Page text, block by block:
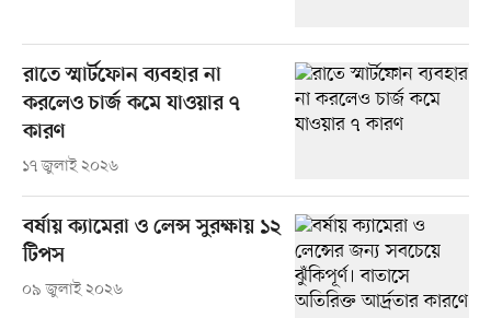
রাতে স্মার্টফোন ব্যবহার না
করলেও চার্জ কমে যাওয়ার ৭
কারণ
১৭ জুলাই ২০২৬
বর্ষায় ক্যামেরা ও লেন্স সুরক্ষায় ১২
টিপস
০৯ জুলাই ২০২৬